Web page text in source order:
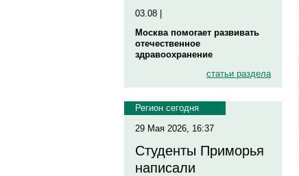
03.08 |
Москва помогает развивать
отечественное
здравоохранение
статьи раздела
Регион сегодня
29 Мая 2026, 16:37
Студенты Приморья
написали